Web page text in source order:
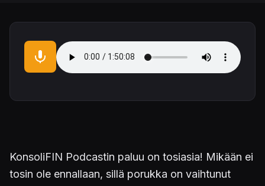
Audio file
KonsoliFIN Podcastin paluu on tosiasia! Mikään ei
tosin ole ennallaan, sillä porukka on vaihtunut